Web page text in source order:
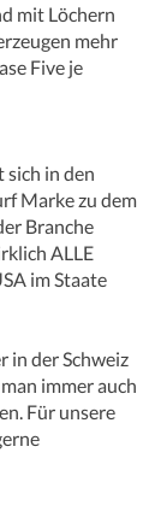
mit Löchern
mehr
Five je
sich in den
Marke zu dem
Branche
ALLE
im Staate
in der Schweiz
immer auch
Für unsere